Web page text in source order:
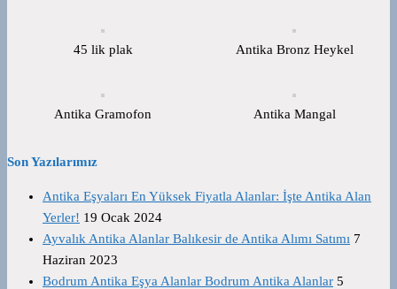
45 lik plak Antika Bronz Heykel
Antika Gramofon Antika Mangal
Son Yazılarımız
Antika Eşyaları En Yüksek Fiyatla Alanlar: İşte Antika Alan
Yerler! 19 Ocak 2024
Ayvalık Antika Alanlar Balıkesir de Antika Alımı Satımı 7
Haziran 2023
Bodrum Antika Eşya Alanlar Bodrum Antika Alanlar 5